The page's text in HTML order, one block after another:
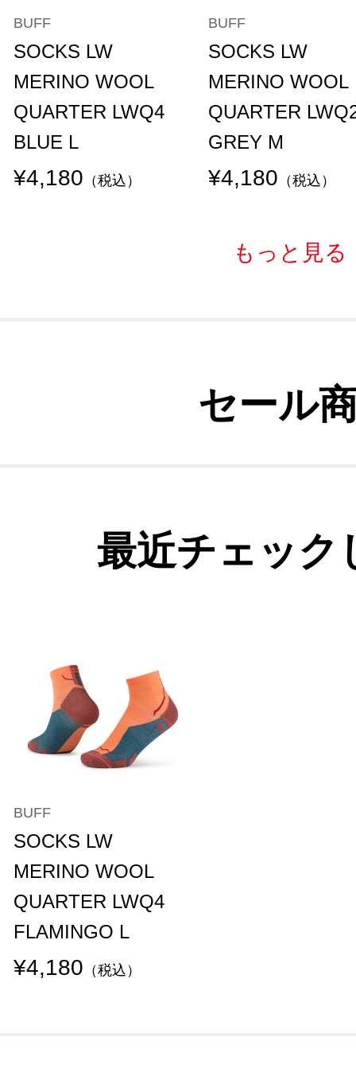
BUFF
SOCKS LW
MERINO WOOL
QUARTER LWQ4
BLUE L
¥4,180 （税込）
BUFF
SOCKS LW
MERINO WOOL
QUARTER
GREY M
¥4,180 （税込）
もっと見る
セール
最近チェック
BUFF
SOCKS LW
MERINO WOOL
QUARTER LWQ4
FLAMINGO L
¥4,180 （税込）